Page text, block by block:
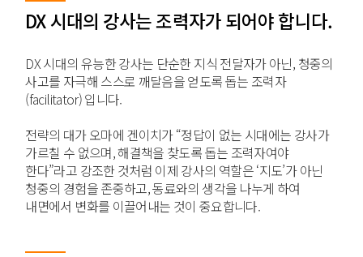
DX 시대의 강사는 조력자가 되어야 합니다.
DX 시대의 유능한 강사는 단순한 지식 전달자가 아닌, 청중의
사고를 자극해 스스로 깨달음을 얻도록 돕는 조력자
(facilitator) 입니다.
전략의 대가 오마에 겐이치가 “정답이 없는 시대에는 강사가
가르칠 수 없으며, 해결책을 찾도록 돕는 조력자여야
한다”라고 강조한 것처럼 이제 강사의 역할은 ‘지도’가 아닌
청중의 경험을 존중하고, 동료와의 생각을 나누게 하여
내면에서 변화를 이끌어내는 것이 중요합니다.